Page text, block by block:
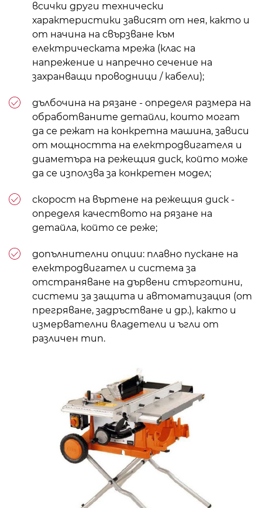
всички други технически
характеристики зависят от нея, както и
от начина на свързване към
електрическата мрежа (клас на
напрежение и напречно сечение на
захранващи проводници / кабели);
дълбочина на рязане - определя размера на
обработваните детайли, които могат
да се режат на конкретна машина, зависи
от мощността на електродвигателя и
диаметъра на режещия диск, който може
да се използва за конкретен модел;
скорост на въртене на режещия диск -
определя качеството на рязане на
детайла, който се реже;
допълнителни опции: плавно пускане на
електродвигател и система за
отстраняване на дървени стърготини,
системи за защита и автоматизация (от
прегряване, задръстване и др.), както и
измервателни владетели и ъгли от
различен тип.